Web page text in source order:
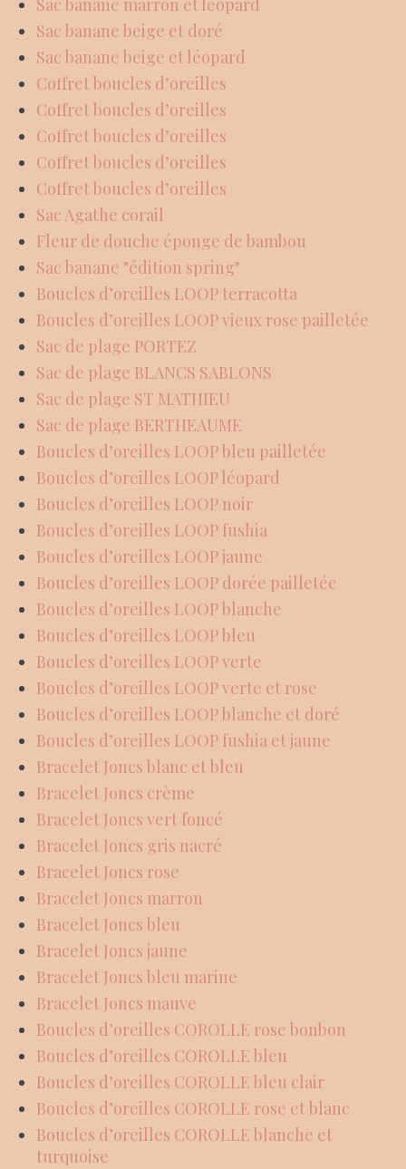
Sac banane marron et léopard
Sac banane beige et doré
Sac banane beige et léopard
Coffret boucles d’oreilles
Coffret boucles d’oreilles
Coffret boucles d’oreilles
Coffret boucles d’oreilles
Coffret boucles d’oreilles
Sac Agathe corail
Fleur de douche éponge de bambou
Sac banane "édition spring"
Boucles d’oreilles LOOP terracotta
Boucles d’oreilles LOOP vieux rose pailletée
Sac de plage PORTEZ
Sac de plage BLANCS SABLONS
Sac de plage ST MATHIEU
Sac de plage BERTHEAUME
Boucles d’oreilles LOOP bleu pailletée
Boucles d’oreilles LOOP léopard
Boucles d’oreilles LOOP noir
Boucles d’oreilles LOOP fushia
Boucles d’oreilles LOOP jaune
Boucles d’oreilles LOOP dorée pailletée
Boucles d’oreilles LOOP blanche
Boucles d’oreilles LOOP bleu
Boucles d’oreilles LOOP verte
Boucles d’oreilles LOOP verte et rose
Boucles d’oreilles LOOP blanche et doré
Boucles d’oreilles LOOP fushia et jaune
Bracelet Joncs blanc et bleu
Bracelet Joncs crème
Bracelet Joncs vert foncé
Bracelet Joncs gris nacré
Bracelet Joncs rose
Bracelet Joncs marron
Bracelet Joncs bleu
Bracelet Joncs jaune
Bracelet Joncs bleu marine
Bracelet Joncs mauve
Boucles d’oreilles COROLLE rose bonbon
Boucles d’oreilles COROLLE bleu
Boucles d’oreilles COROLLE bleu clair
Boucles d’oreilles COROLLE rose et blanc
Boucles d’oreilles COROLLE blanche et
turquoise